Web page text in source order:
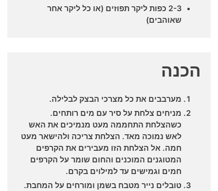
2-3 כפות ליקר תפוזים (או כל ליקר אחר
שאוהבים)
הכנה
מערבבים את כל מצרכי הבצק לבלילה.
מניחים צלחת על סיר עם מים רותחים.
כשהצלחת התחממה מעט מנמיכים את האש
לאש נמוכה מאד. הצלחת צריכה ולהישאר מעט
חמה. אל הצלחת הזו מעבירים את הקרפים
המטוגנים המוכנים והחום שומר על הקרפים
חמים וגמישים עד למילוים בקרם.
טובלים נייר מטבח בשמן ומורחים על המחבת.